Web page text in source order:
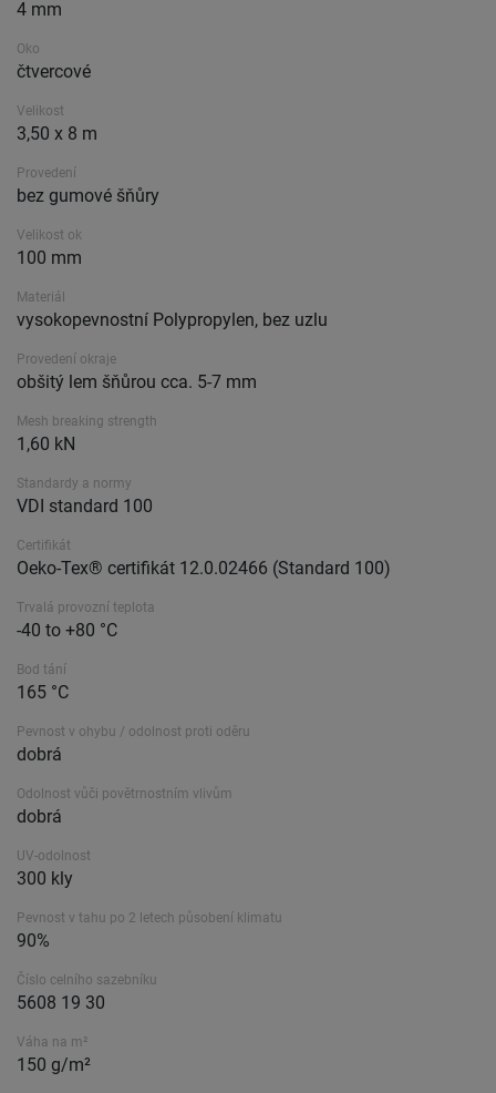
4 mm
Oko
čtvercové
Velikost
3,50 x 8 m
Provedení
bez gumové šňůry
Velikost ok
100 mm
Materiál
vysokopevnostní Polypropylen, bez uzlu
Provedení okraje
obšitý lem šňůrou cca. 5-7 mm
Mesh breaking strength
1,60 kN
Standardy a normy
VDI standard 100
Certifikát
Oeko-Tex® certifikát 12.0.02466 (Standard 100)
Trvalá provozní teplota
-40 to +80 °C
Bod tání
165 °C
Pevnost v ohybu / odolnost proti oděru
dobrá
Odolnost vůči povětrnostním vlivům
dobrá
UV-odolnost
300 kly
Pevnost v tahu po 2 letech působení klimatu
90%
Číslo celního sazebníku
5608 19 30
Váha na m²
150 g/m²